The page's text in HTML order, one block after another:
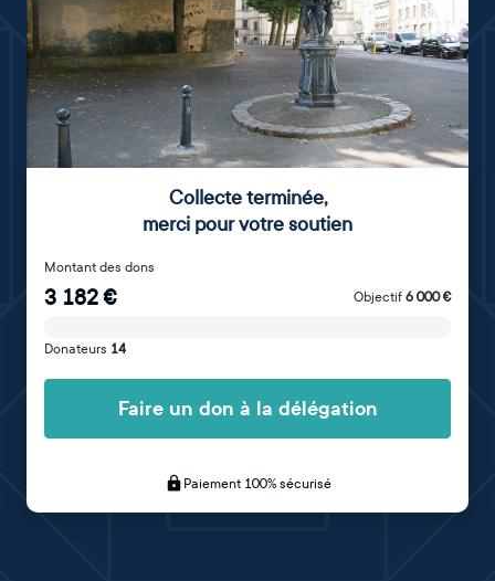
Collecte terminée,
merci pour votre soutien
Montant des dons
3 182€ Objectif 6 000€
Donateurs 14
Faire un don à la délégation
Paiement 100% sécurisé